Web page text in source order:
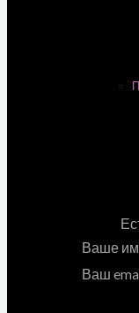
Ваше
Ваш